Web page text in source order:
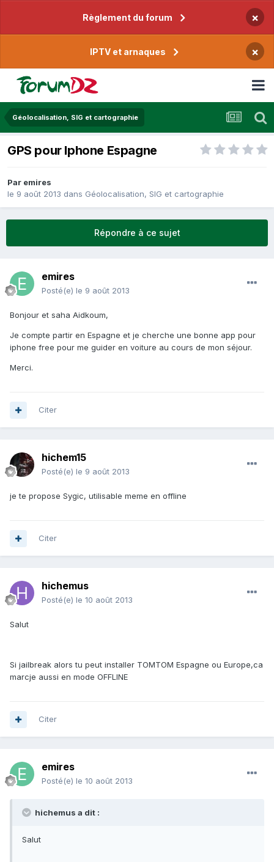
Règlement du forum ×
IPTV et arnaques ×
Géolocalisation, SIG et cartographie
GPS pour Iphone Espagne
Par emires
le 9 août 2013 dans Géolocalisation, SIG et cartographie
Répondre à ce sujet
emires
Posté(e) le 9 août 2013
Bonjour et saha Aidkoum,
Je compte partir en Espagne et je cherche une bonne app pour
iphone free pour me guider en voiture au cours de mon séjour.
Merci.
Citer
hichem15
Posté(e) le 9 août 2013
je te propose Sygic, utilisable meme en offline
Citer
hichemus
Posté(e) le 10 août 2013
Salut
Si jailbreak alors tu peut installer TOMTOM Espagne ou Europe,ca
marcje aussi en mode OFFLINE
Citer
emires
Posté(e) le 10 août 2013
hichemus a dit :
Salut